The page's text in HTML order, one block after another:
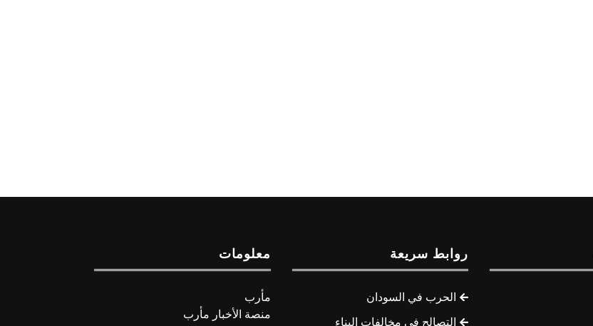
روابط سريعة
الحرب في السودان
التصالح في مخالفات البناء
معلومات
مأرب
منصة الأخبار مأرب